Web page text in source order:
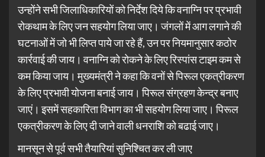
उन्होंने सभी जिलाधिकारियों को निर्देश दिये कि वनाग्नि पर प्रभावी
रोकथाम के लिए जन सहयोग लिया जाए। जंगलों में आग लगाने की
घटनाओं में जो भी लिप्त पाये जा रहे हैं, उन पर नियमानुसार कठोर
कार्रवाई की जाय। वनाग्नि को रोकने के लिए रिस्पांस टाइम कम से
कम किया जाय। मुख्यमंत्री ने कहा कि वनों से पिरूल एकत्रीकरण
के लिए प्रभावी योजना बनाई जाय। पिरूल संग्रहण केन्द्र बनाए
जाएं। इसमें सहकारिता विभाग का भी सहयोग लिया जाए। पिरूल
एकत्रीकरण के लिए दी जाने वाली धनराशि को बढाई जाए।
मानसून से पूर्व सभी तैयारियां सुनिश्चित कर ली जाए